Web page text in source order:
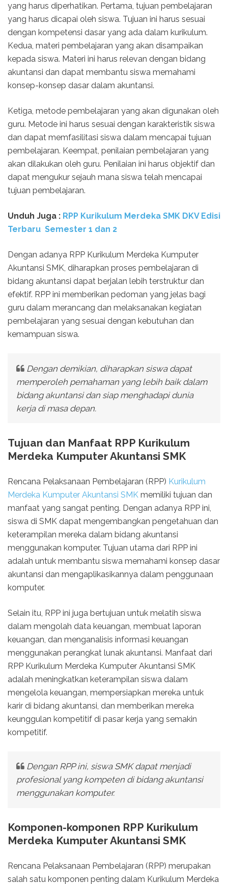
yang harus diperhatikan. Pertama, tujuan pembelajaran
yang harus dicapai oleh siswa. Tujuan ini harus sesuai
dengan kompetensi dasar yang ada dalam kurikulum.
Kedua, materi pembelajaran yang akan disampaikan
kepada siswa. Materi ini harus relevan dengan bidang
akuntansi dan dapat membantu siswa memahami
konsep-konsep dasar dalam akuntansi.
Ketiga, metode pembelajaran yang akan digunakan oleh
guru. Metode ini harus sesuai dengan karakteristik siswa
dan dapat memfasilitasi siswa dalam mencapai tujuan
pembelajaran. Keempat, penilaian pembelajaran yang
akan dilakukan oleh guru. Penilaian ini harus objektif dan
dapat mengukur sejauh mana siswa telah mencapai
tujuan pembelajaran.
Unduh Juga : RPP Kurikulum Merdeka SMK DKV Edisi
Terbaru Semester 1 dan 2
Dengan adanya RPP Kurikulum Merdeka Kumputer
Akuntansi SMK, diharapkan proses pembelajaran di
bidang akuntansi dapat berjalan lebih terstruktur dan
efektif. RPP ini memberikan pedoman yang jelas bagi
guru dalam merancang dan melaksanakan kegiatan
pembelajaran yang sesuai dengan kebutuhan dan
kemampuan siswa.
Dengan demikian, diharapkan siswa dapat
memperoleh pemahaman yang lebih baik dalam
bidang akuntansi dan siap menghadapi dunia
kerja di masa depan.
Tujuan dan Manfaat RPP Kurikulum
Merdeka Kumputer Akuntansi SMK
Rencana Pelaksanaan Pembelajaran (RPP) Kurikulum
Merdeka Kumputer Akuntansi SMK memiliki tujuan dan
manfaat yang sangat penting. Dengan adanya RPP ini,
siswa di SMK dapat mengembangkan pengetahuan dan
keterampilan mereka dalam bidang akuntansi
menggunakan komputer. Tujuan utama dari RPP ini
adalah untuk membantu siswa memahami konsep dasar
akuntansi dan mengaplikasikannya dalam penggunaan
komputer.
Selain itu, RPP ini juga bertujuan untuk melatih siswa
dalam mengolah data keuangan, membuat laporan
keuangan, dan menganalisis informasi keuangan
menggunakan perangkat lunak akuntansi. Manfaat dari
RPP Kurikulum Merdeka Kumputer Akuntansi SMK
adalah meningkatkan keterampilan siswa dalam
mengelola keuangan, mempersiapkan mereka untuk
karir di bidang akuntansi, dan memberikan mereka
keunggulan kompetitif di pasar kerja yang semakin
kompetitif.
Dengan RPP ini, siswa SMK dapat menjadi
profesional yang kompeten di bidang akuntansi
menggunakan komputer.
Komponen-komponen RPP Kurikulum
Merdeka Kumputer Akuntansi SMK
Rencana Pelaksanaan Pembelajaran (RPP) merupakan
salah satu komponen penting dalam Kurikulum Merdeka